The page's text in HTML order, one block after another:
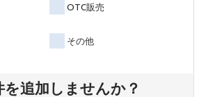
OTC販売
その他
を追加しませんか？